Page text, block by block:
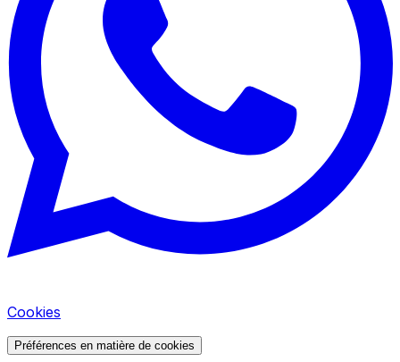
Cookies
Préférences en matière de cookies